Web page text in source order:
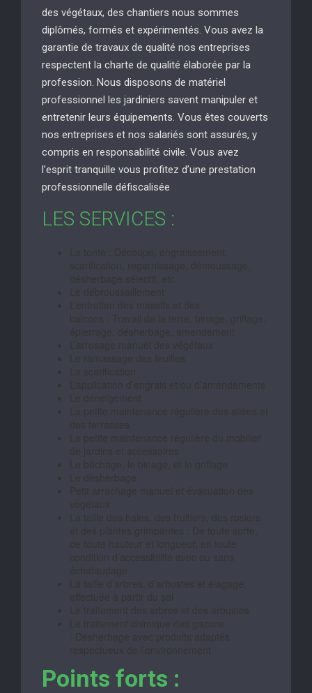
des végétaux, des chantiers nous sommes
diplômés, formés et expérimentés. Vous avez la
garantie de travaux de qualité nos entreprises
respectent la charte de qualité élaborée par la
profession. Nous disposons de matériel
professionnel les jardiniers savent manipuler et
entretenir leurs équipements. Vous êtes couverts
nos entreprises et nos salariés sont assurés, y
compris en responsabilité civile. Vous avez
l’esprit tranquille vous profitez d’une prestation
professionnelle défiscalisée
LES SERVICES :
Points forts :